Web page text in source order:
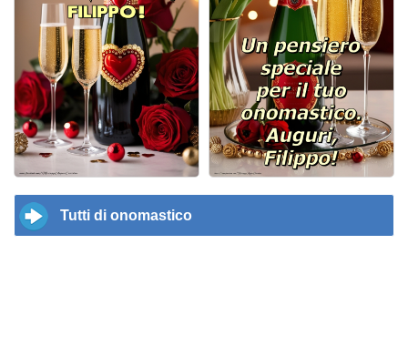
Tutti di onomastico